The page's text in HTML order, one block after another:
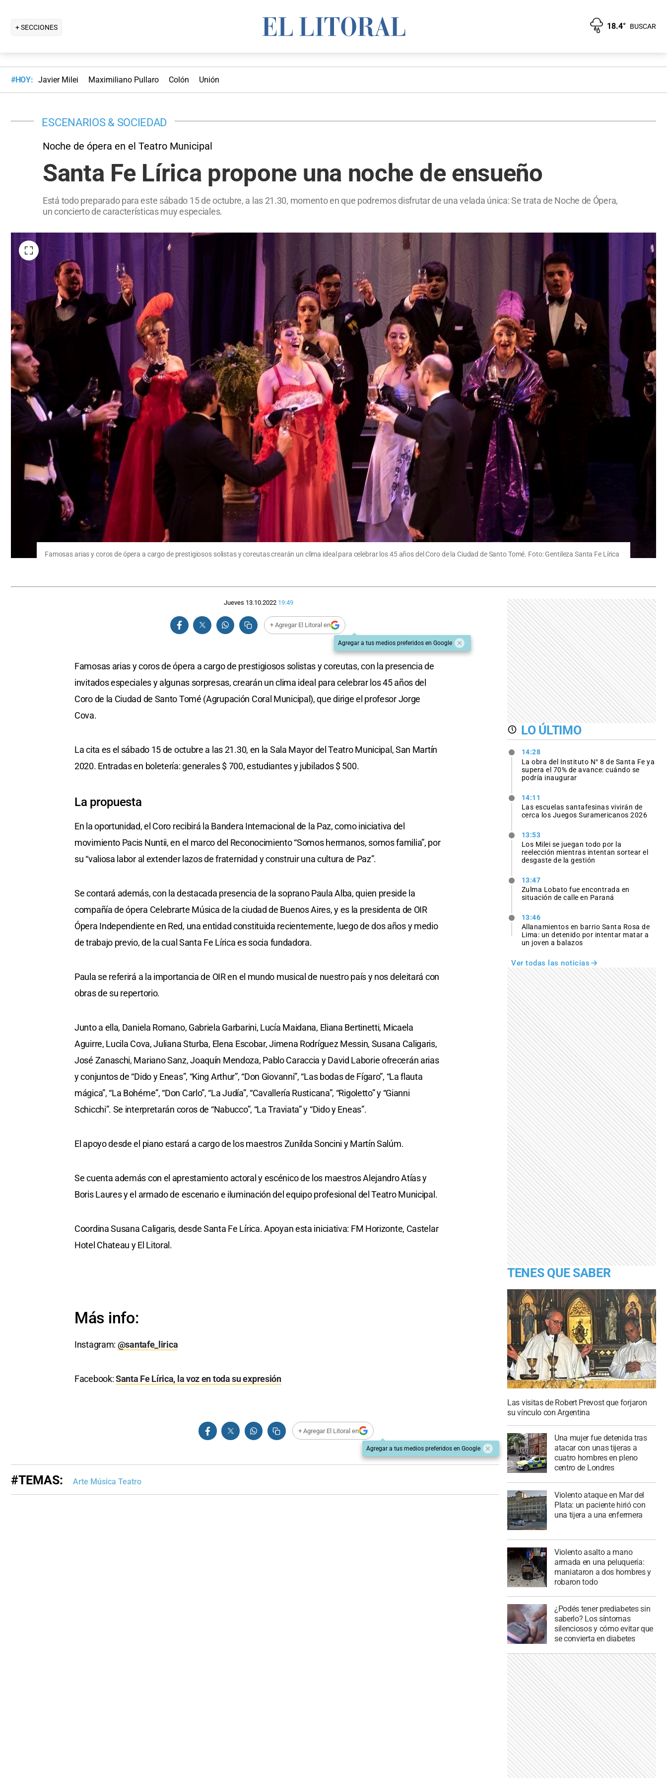
+ SECCIONES 18.4° BUSCAR
#HOY: Javier Milei Maximiliano Pullaro Colón Unión
ESCENARIOS & SOCIEDAD
Noche de ópera en el Teatro Municipal
Santa Fe Lírica propone una noche de ensueño
Está todo preparado para este sábado 15 de octubre, a las 21.30, momento en que podremos disfrutar de una velada única: Se trata de Noche de Ópera,
un concierto de características muy especiales.
Famosas arias y coros de ópera a cargo de prestigiosos solistas y coreutas crearán un clima ideal para celebrar los 45 años del Coro de la Ciudad de Santo Tomé. Foto: Gentileza Santa Fe Lírica
Jueves 13.10.2022 19:49
+ Agregar El Litoral en
Agregar a tus medios preferidos en Google
Famosas arias y coros de ópera a cargo de prestigiosos solistas y coreutas, con la presencia de
invitados especiales y algunas sorpresas, crearán un clima ideal para celebrar los 45 años del
Coro de la Ciudad de Santo Tomé (Agrupación Coral Municipal), que dirige el profesor Jorge
Cova.
La cita es el sábado 15 de octubre a las 21.30, en la Sala Mayor del Teatro Municipal, San Martín
2020. Entradas en boletería: generales $ 700, estudiantes y jubilados $ 500.
La propuesta
En la oportunidad, el Coro recibirá la Bandera Internacional de la Paz, como iniciativa del
movimiento Pacis Nuntii, en el marco del Reconocimiento “Somos hermanos, somos familia”, por
su “valiosa labor al extender lazos de fraternidad y construir una cultura de Paz”.
Se contará además, con la destacada presencia de la soprano Paula Alba, quien preside la
compañía de ópera Celebrarte Música de la ciudad de Buenos Aires, y es la presidenta de OIR
Ópera Independiente en Red, una entidad constituida recientemente, luego de dos años y medio
de trabajo previo, de la cual Santa Fe Lírica es socia fundadora.
Paula se referirá a la importancia de OIR en el mundo musical de nuestro país y nos deleitará con
obras de su repertorio.
Junto a ella, Daniela Romano, Gabriela Garbarini, Lucía Maidana, Eliana Bertinetti, Micaela
Aguirre, Lucila Cova, Juliana Sturba, Elena Escobar, Jimena Rodríguez Messin, Susana Caligaris,
José Zanaschi, Mariano Sanz, Joaquín Mendoza, Pablo Caraccia y David Laborie ofrecerán arias
y conjuntos de “Dido y Eneas”, “King Arthur”, “Don Giovanni”, “Las bodas de Fígaro”, “La flauta
mágica”, “La Bohéme”, “Don Carlo”, “La Judía”, “Cavallería Rusticana”, “Rigoletto” y “Gianni
Schicchi”. Se interpretarán coros de “Nabucco”, “La Traviata” y “Dido y Eneas”.
El apoyo desde el piano estará a cargo de los maestros Zunilda Soncini y Martín Salúm.
Se cuenta además con el aprestamiento actoral y escénico de los maestros Alejandro Atías y
Boris Laures y el armado de escenario e iluminación del equipo profesional del Teatro Municipal.
Coordina Susana Caligaris, desde Santa Fe Lírica. Apoyan esta iniciativa: FM Horizonte, Castelar
Hotel Chateau y El Litoral.
Más info:
Instagram: @santafe_lirica
Facebook:Santa Fe Lírica, la voz en toda su expresión
+ Agregar El Litoral en
Agregar a tus medios preferidos en Google
#TEMAS: Arte Música Teatro
LO ÚLTIMO
14:28
La obra del Instituto N° 8 de Santa Fe ya
supera el 70% de avance: cuándo se
podría inaugurar
14:11
Las escuelas santafesinas vivirán de
cerca los Juegos Suramericanos 2026
13:53
Los Milei se juegan todo por la
reelección mientras intentan sortear el
desgaste de la gestión
13:47
Zulma Lobato fue encontrada en
situación de calle en Paraná
13:46
Allanamientos en barrio Santa Rosa de
Lima: un detenido por intentar matar a
un joven a balazos
Ver todas las noticias
TENES QUE SABER
Las visitas de Robert Prevost que forjaron
su vínculo con Argentina
Una mujer fue detenida tras
atacar con unas tijeras a
cuatro hombres en pleno
centro de Londres
Violento ataque en Mar del
Plata: un paciente hirió con
una tijera a una enfermera
Violento asalto a mano
armada en una peluquería:
maniataron a dos hombres y
robaron todo
¿Podés tener prediabetes sin
saberlo? Los síntomas
silenciosos y cómo evitar que
se convierta en diabetes